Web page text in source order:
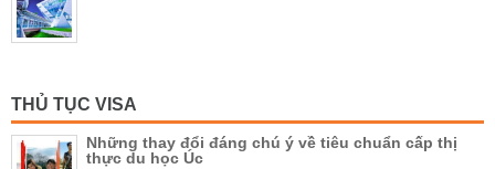
THỦ TỤC VISA
Những thay đổi đáng chú ý về tiêu chuẩn cấp thị
thực du học Úc